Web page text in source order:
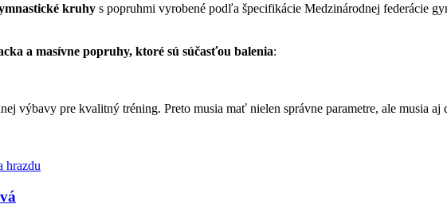
kruhy s popruhmi vyrobené podľa špecifikácie Medzinárodnej federácie
a masívne popruhy, ktoré sú súčasťou balenia:
výbavy pre kvalitný tréning. Preto musia mať nielen správne parametre, ale musia